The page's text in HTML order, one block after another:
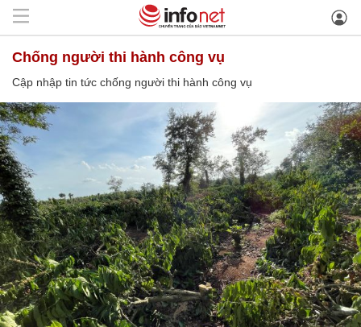
chống người thi hành công vụ
Cập nhập tin tức chống người thi hành công vụ